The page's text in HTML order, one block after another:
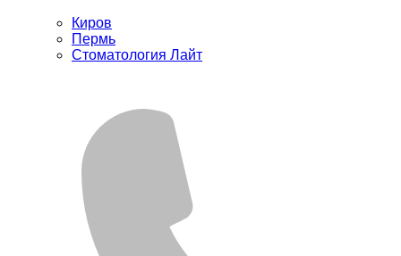
Киров
Пермь
Стоматология Лайт